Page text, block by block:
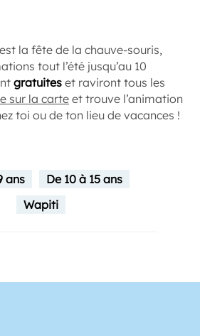
la fête de la chauve-souris,
tout l’été jusqu’au 10
gratuites et raviront tous les
sur la carte et trouve l’animation
toi ou de ton lieu de vacances !
ans
De 10 à 15 ans
Wapiti